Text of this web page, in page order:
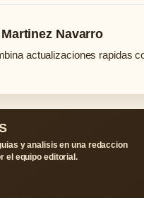
Navarro
actualizaciones rapidas
y analisis en una redaccion
el equipo editorial.